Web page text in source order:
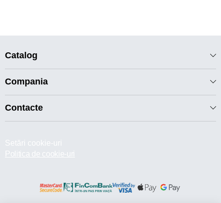
Catalog
Compania
Contacte
Setări cookie-uri
Politica de cookie-uri